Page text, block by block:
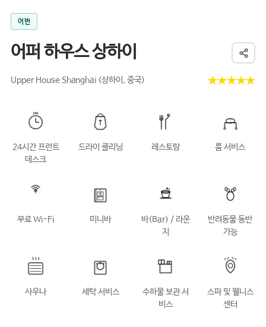
어번
어퍼 하우스 상하이
Upper House Shanghai (상하이, 중국) ★★★★★
24시간 프런트
데스크
드라이 클리닝 레스토랑 룸 서비스
무료 Wi-Fi 미니바
바(Bar) / 라운
지
반려동물 동반
가능
사우나 세탁 서비스
수하물 보관 서
비스
스파 및 웰니스
센터